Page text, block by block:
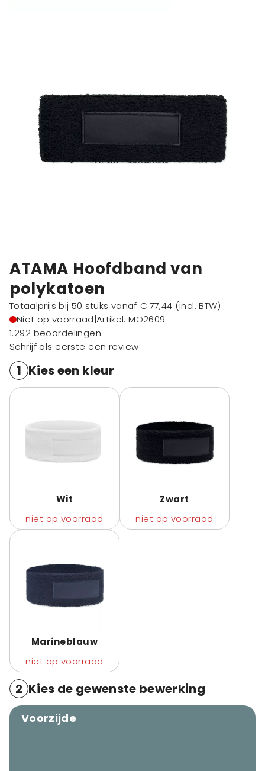
ATAMA Hoofdband van
polykatoen
Totaalprijs bij 50 stuks vanaf € 77,44 (incl. BTW)
Niet op voorraad|Artikel: MO2609
1.292 beoordelingen
Schrijf als eerste een review
1 Kies een kleur
Wit
niet op voorraad
Zwart
niet op voorraad
Marineblauw
niet op voorraad
2 Kies de gewenste bewerking
Voorzijde